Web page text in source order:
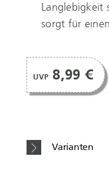
Langlebigkeit
sorgt für
UVP 8,99 €
Varianten